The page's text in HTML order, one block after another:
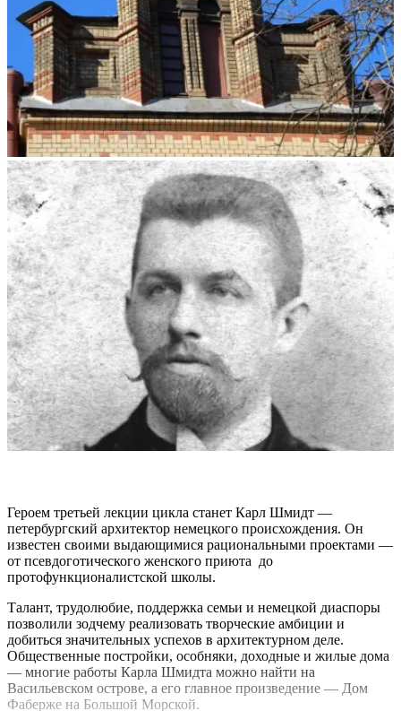
Героем третьей лекции цикла станет Карл Шмидт —
петербургский архитектор немецкого происхождения. Он
известен своими выдающимися рациональными проектами —
от псевдоготического женского приюта до
протофункционалистской школы.
Талант, трудолюбие, поддержка семьи и немецкой диаспоры
позволили зодчему реализовать творческие амбиции и
добиться значительных успехов в архитектурном деле.
Общественные постройки, особняки, доходные и жилые дома
— многие работы Карла Шмидта можно найти на
Васильевском острове, а его главное произведение — Дом
Фаберже на Большой Морской.